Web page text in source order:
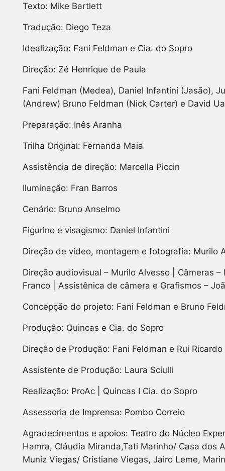
Texto: Mike Bartlett
Tradução: Diego Teza
Idealização: Fani Feldman e Cia. do Sopro
Direção: Zé Henrique de Paula
Fani Feldman (Medea), Daniel Infantini (Jasão),
(Andrew) Bruno Feldman (Nick Carter) e David
Preparação: Inês Aranha
Trilha Original: Fernanda Maia
Assistência de direção: Marcella Piccin
Iluminação: Fran Barros
Cenário: Bruno Anselmo
Figurino e visagismo: Daniel Infantini
Direção de vídeo, montagem e fotografia: Murilo
Direção audiovisual – Murilo Alvesso | Câmeras
Franco | Assistênica de câmera e Grafismos –
Concepção do projeto: Fani Feldman e Bruno
Produção: Quincas e Cia. do Sopro
Direção de Produção: Fani Feldman e Rui Ricardo
Assistente de Produção: Laura Sciulli
Realização: ProAc | Quincas I Cia. do Sopro
Assessoria de Imprensa: Pombo Correio
Agradecimentos e apoios: Teatro do Núcleo
Hamra, Cláudia Miranda,Tati Marinho/ Casa dos
Muniz Viegas/ Cristiane Viegas, Jairo Leme,